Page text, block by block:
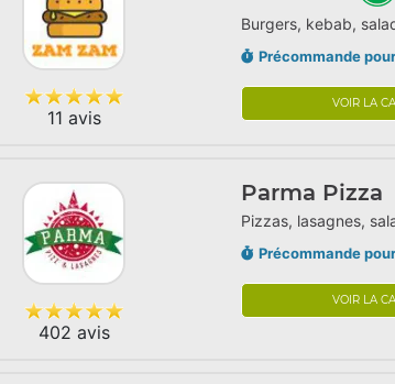
11 avis
Burgers, kebab,
Précommande
VOIR LA
402 avis
Parma Pizza
Pizzas, lasagnes,
Précommande
VOIR LA